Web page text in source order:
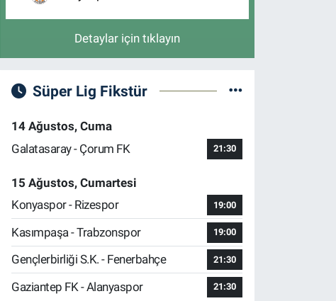
Detaylar için tıklayın
Süper Lig Fikstür
14 Ağustos, Cuma
Galatasaray - Çorum FK
21:30
15 Ağustos, Cumartesi
Konyaspor - Rizespor
19:00
Kasımpaşa - Trabzonspor 19:00
Gençlerbirliği S.K. - Fenerbahçe 21:30
Gaziantep FK - Alanyaspor 21:30